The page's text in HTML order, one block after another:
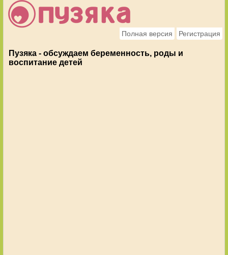
Полная версия Регистрация
Пузяка - обсуждаем беременность, роды и
воспитание детей